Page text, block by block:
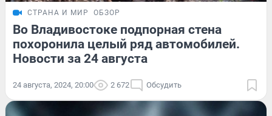
СТРАНА И МИР ОБЗОР
Во Владивостоке подпорная стена
похоронила целый ряд автомобилей.
Новости за 24 августа
24 августа, 2024, 20:00 2 672 Обсудить